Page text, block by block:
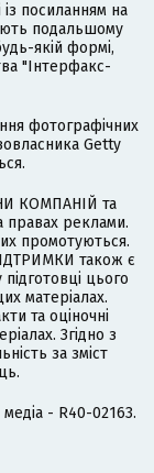
із посиланням на
подальшому
якій формі,
"Інтерфакс-
фотографічних
Getty
КОМПАНІЙ та
правах реклами.
промотуються.
також є
цього
матеріалах.
та оціночні
Згідно з
за зміст
- R40-02163.